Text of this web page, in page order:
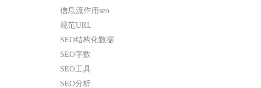
信息流作用seo
规范URL
SEO结构化数据
SEO字数
SEO工具
SEO分析